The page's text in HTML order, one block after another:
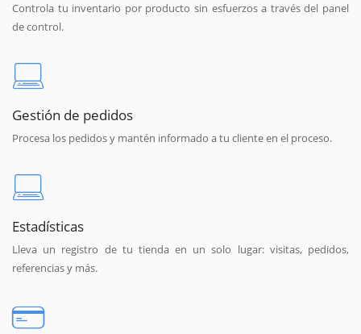
Controla tu inventario por producto sin esfuerzos a través del panel
de control.
Gestión de pedidos
Procesa los pedidos y mantén informado a tu cliente en el proceso.
Estadísticas
Lleva un registro de tu tienda en un solo lugar: visitas, pedidos,
referencias y más.